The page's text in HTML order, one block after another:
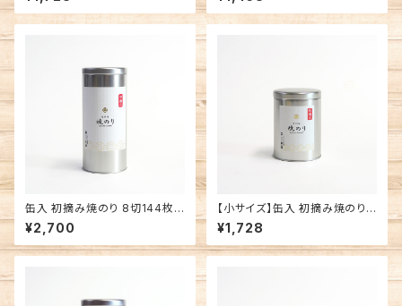
缶入 初摘み焼のり 8切144枚
有明海産 焼海苔
¥2,700
【小サイズ】缶入 初摘み焼のり
8切64枚 有明海産 焼海苔
¥1,728